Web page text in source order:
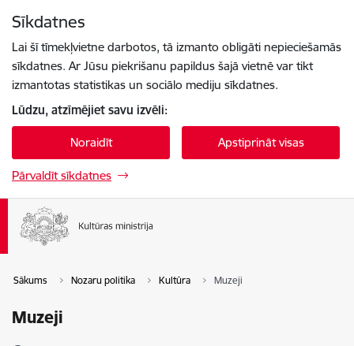
Sīkdatnes
Lai šī tīmekļvietne darbotos, tā izmanto obligāti nepieciešamās
sīkdatnes. Ar Jūsu piekrišanu papildus šajā vietnē var tikt
izmantotas statistikas un sociālo mediju sīkdatnes.
Lūdzu, atzīmējiet savu izvēli:
Noraidīt Apstiprināt visas
Pārvaldīt sīkdatnes
Sākums Nozaru politika Kultūra Muzeji
Muzeji